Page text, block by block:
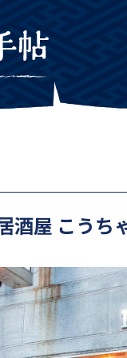
酒屋 こうち